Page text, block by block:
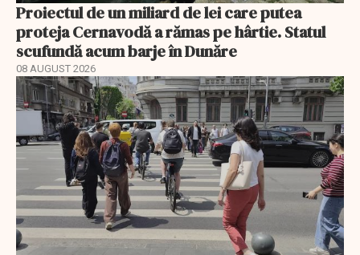
Proiectul de un miliard de lei care putea
proteja Cernavodă a rămas pe hârtie. Statul
scufundă acum barje în Dunăre
08 AUGUST 2026